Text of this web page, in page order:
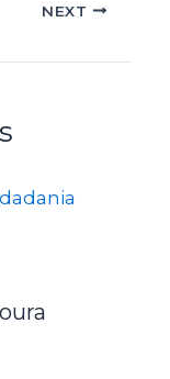
NEXT